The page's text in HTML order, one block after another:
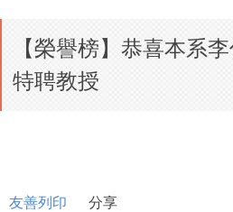
【榮譽榜】恭喜本系
特聘教授
友善列印 分享